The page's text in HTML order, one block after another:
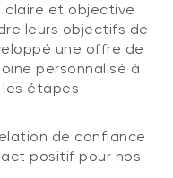
claire et objective
leurs objectifs de
une offre de
personnalisé à
étapes
de confiance
positif pour nos